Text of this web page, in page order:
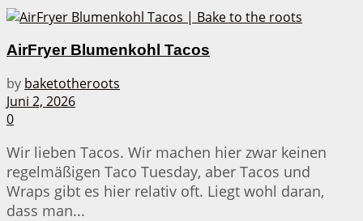
AirFryer Blumenkohl Tacos
by baketotheroots
Juni 2, 2026
0
Wir lieben Tacos. Wir machen hier zwar keinen
regelmäßigen Taco Tuesday, aber Tacos und
Wraps gibt es hier relativ oft. Liegt wohl daran,
dass man...